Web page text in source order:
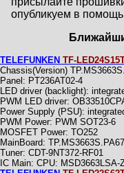
опубликуем в помощь
TELEFUNKEN TF-
Chassis(Version)
Panel: PT236AT02-4
LED driver (backlight):
PWM LED driver:
Power Supply (PSU):
PWM Power: PWM SOT23-6
MOSFET Power: TO252
MainBoard:
Тuner: CDT-9NT372-RF01
IC Main: CPU: